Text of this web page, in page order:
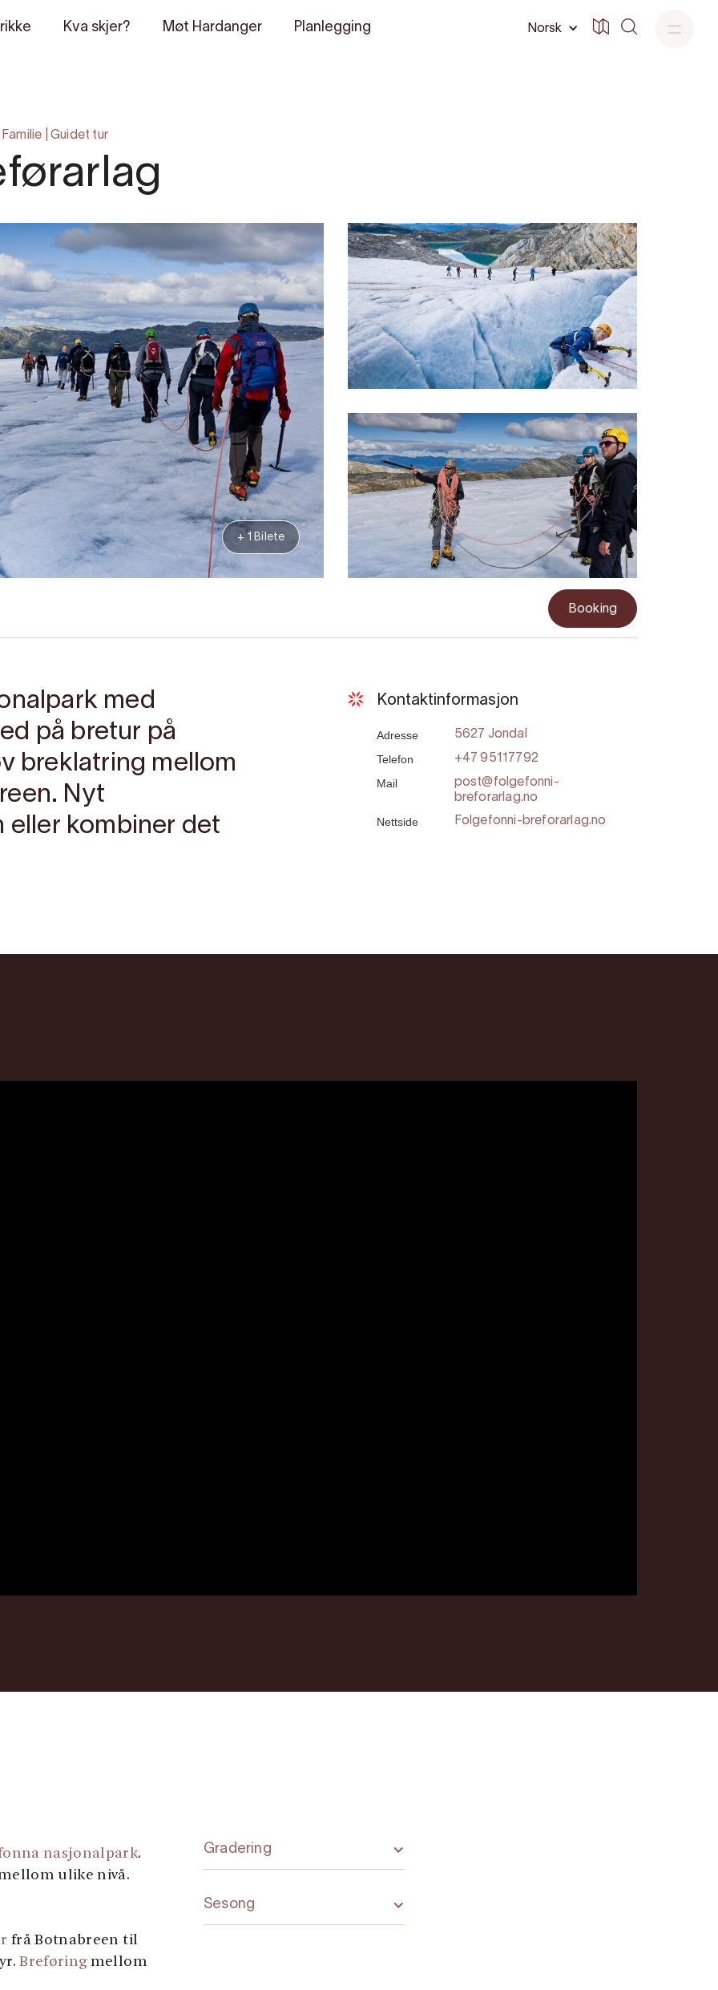
Norsk
Kva skjer? Møt Hardanger Planlegging
Familie |Guidet tur
+ 1 Bilete
Booking
med
på bretur på
breklatring mellom
Nyt
eller kombiner det
Kontaktinformasjon
Adresse 5627 Jondal
Telefon +47 95117792
Mail
post@folgefonni-
breforarlag.no
Nettside Folgefonni-breforarlag.no
nasjonalpark.
ulike nivå.
frå Botnabreen til
Breføring mellom
Gradering
Sesong